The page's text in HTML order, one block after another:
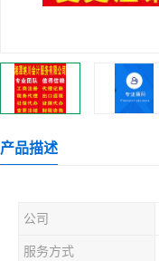
产品描述
公司
服务方式